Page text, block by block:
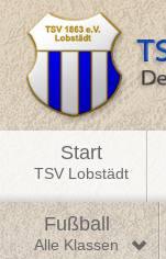
Start
TSV Lobstädt
Fußball
Alle Klassen